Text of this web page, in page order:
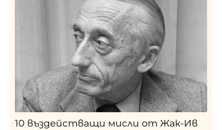
10 въздействащи мисли от Жак-Ив